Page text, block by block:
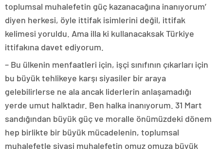
toplumsal muhalefetin güç kazanacağına inanıyorum’
diyen herkesi, öyle ittifak isimlerini değil, ittifak
kelimesi yoruldu. Ama illa ki kullanacaksak Türkiye
ittifakına davet ediyorum.
– Bu ülkenin menfaatleri için, işçi sınıfının çıkarları için
bu büyük tehlikeye karşı siyasiler bir araya
gelebilirlerse ne ala ancak liderlerin anlaşamadığı
yerde umut halktadır. Ben halka inanıyorum. 31 Mart
sandığından büyük güç ve moralle önümüzdeki dönem
hep birlikte bir büyük mücadelenin, toplumsal
muhalefetle siyasi muhalefetin omuz omuza büyük